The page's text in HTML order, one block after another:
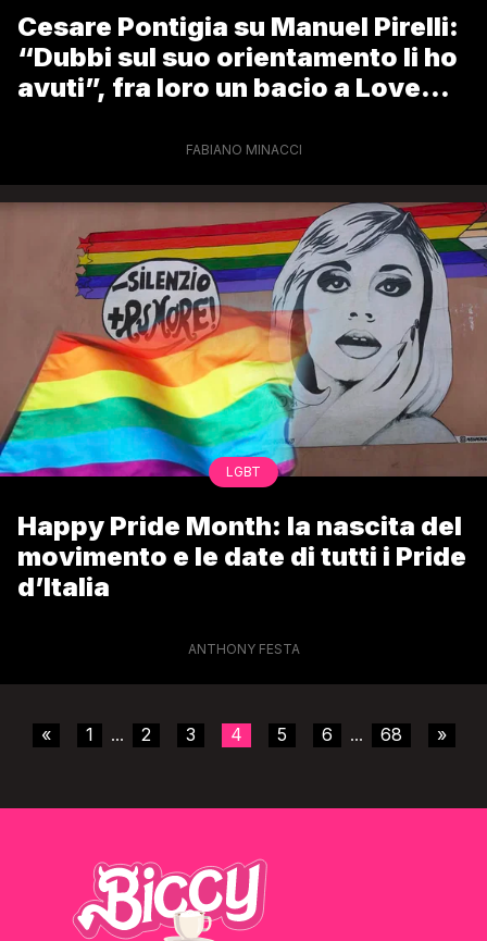
Cesare Pontigia su Manuel Pirelli:
“Dubbi sul suo orientamento li ho
avuti”, fra loro un bacio a Love
FABIANO MINACCI
LGBT
Happy Pride Month: la nascita del
movimento e le date di tutti i Pride
d’Italia
ANTHONY FESTA
« 1 ... 2 3 4 5 6 ... 68 »